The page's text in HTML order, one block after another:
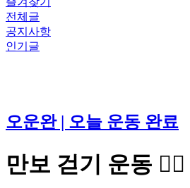
전체글
공지사항
인기글
오운완 | 오늘 운동 완료
만보 걷기 운동 🚶‍♀️